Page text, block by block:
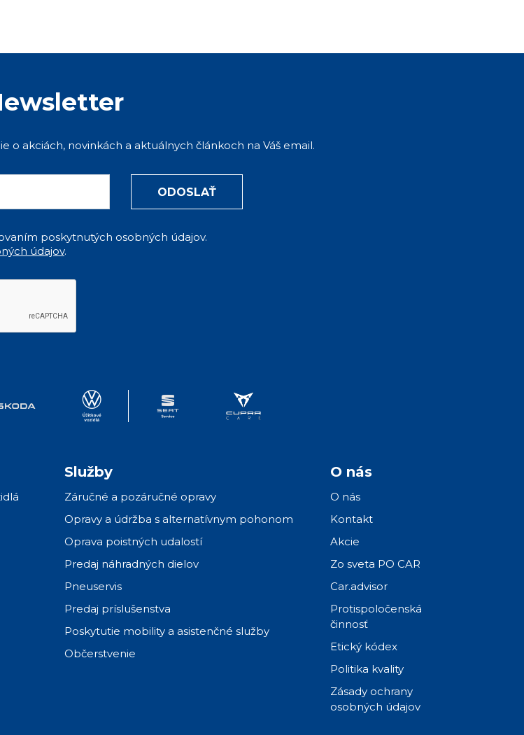
o akciách, novinkách a aktuálnych článkoch na Váš email.
ODOSLAŤ
poskytnutých osobných údajov.
údajov.
Služby
Záručné a pozáručné opravy
Opravy a údržba s alternatívnym pohonom
Oprava poistných udalostí
Predaj náhradných dielov
Pneuservis
Predaj príslušenstva
Poskytutie mobility a asistenčné služby
Občerstvenie
O nás
O nás
Kontakt
Akcie
Zo sveta PO CAR
Car.advisor
Protispoločenská
činnosť
Etický kódex
Politika kvality
Zásady ochrany
osobných údajov